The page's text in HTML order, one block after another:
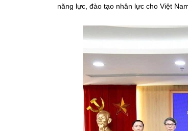
năng lực, đào tạo nhân lực cho Việt